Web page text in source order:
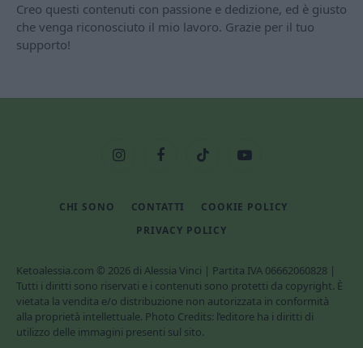
Creo questi contenuti con passione e dedizione, ed è giusto
che venga riconosciuto il mio lavoro. Grazie per il tuo
supporto!
InstagramFacebookTikTok YouTube
CHI SONO CONTATTI
COOKIE POLICY
PRIVACY POLICY
Ketoalessia.com © 2026 di Alessia Vinci | Partita IVA 06662060828 |
Tutti i diritti sono riservati e i contenuti sono protetti da copyright. È
vietata la vendita e/o distribuzione non autorizzata in conformità
alla proprietà intellettuale. Photo Credits: l’editore ha i diritti di
utilizzo delle immagini presenti sul sito.